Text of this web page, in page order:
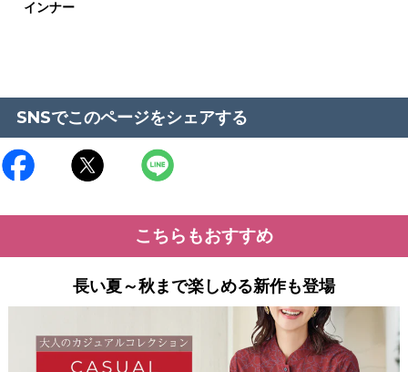
インナー
SNSでこのページをシェアする
こちらもおすすめ
長い夏～秋まで楽しめる新作も登場